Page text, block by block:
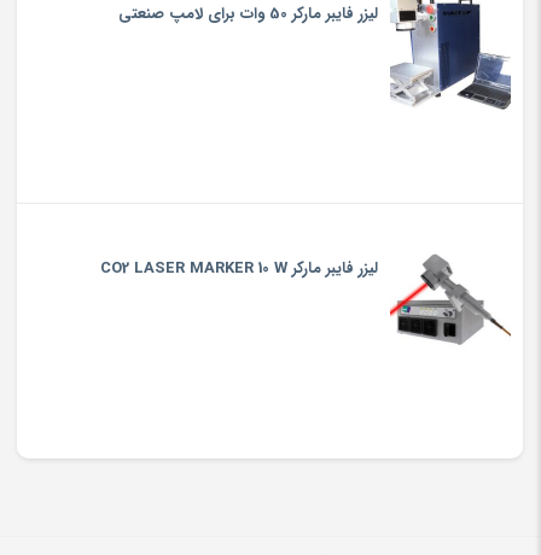
لیزر فایبر مارکر 50 وات برای لامپ صنعتی
لیزر فایبر مارکر CO2 LASER MARKER 10 W